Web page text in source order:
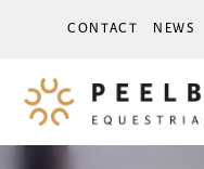
CONTACT NEWS